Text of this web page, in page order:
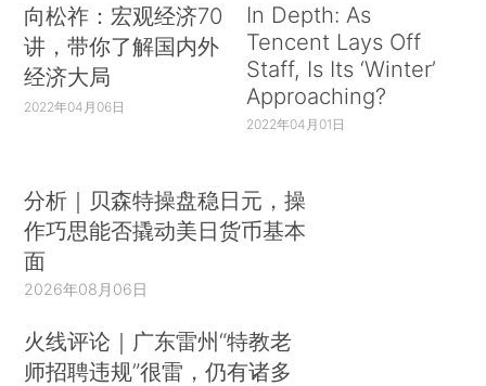
向松祚：宏观经济70
讲，带你了解国内外
经济大局
2022年04月06日
In Depth: As
Tencent Lays Off
Staff, Is Its ‘Winter’
Approaching?
2022年04月01日
分析｜贝森特操盘稳日元，操
作巧思能否撬动美日货币基本
面
2026年08月06日
火线评论｜广东雷州“特教老
师招聘违规”很雷，仍有诸多